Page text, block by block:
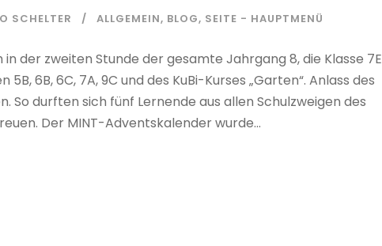
SCHELTER ALLGEMEIN, BLOG, SEITE - HAUPTMENÜ
der zweiten Stunde der gesamte Jahrgang 8, die Klasse 7E
6B, 6C, 7A, 9C und des KuBi-Kurses „Garten“. Anlass des
So durften sich fünf Lernende aus allen Schulzweigen des
Der MINT-Adventskalender wurde...